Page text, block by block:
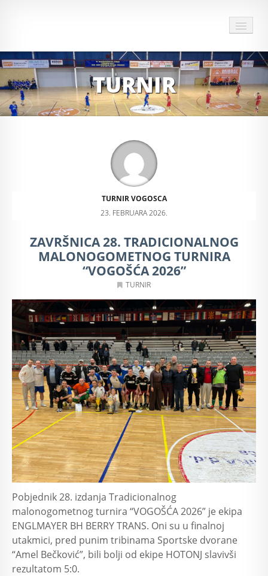
HOME
O TURNIRU
DOKUMENTI TURNIRA
SPONZORI I PRIJATELJI TURNIRA
KONTAKT
TURNIR
TURNIR VOGOSCA
23. FEBRUARA 2026.
ZAVRŠNICA 28. TRADICIONALNOG
MALONOGOMETNOG TURNIRA
“VOGOŠĆA 2026”
TURNIR
Pobjednik 28. izdanja Tradicionalnog
malonogometnog turnira “VOGOŠĆA 2026” je ekipa
ENGLMAYER BH BERRY TRANS. Oni su u finalnoj
utakmici, pred punim tribinama Sportske dvorane
“Amel Bečković”, bili bolji od ekipe HOTONJ slavivši
rezultatom 5:0.